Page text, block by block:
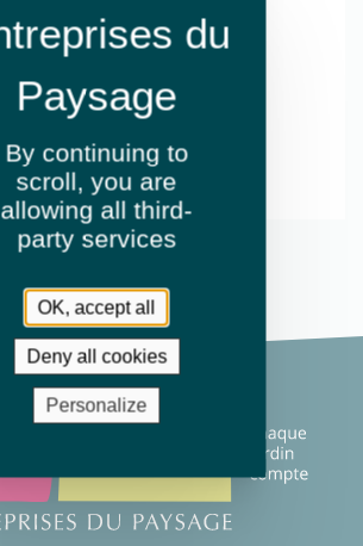
By continuing to
scroll, you are
allowing all third-
party services
OK, accept all
Deny all cookies
Personalize